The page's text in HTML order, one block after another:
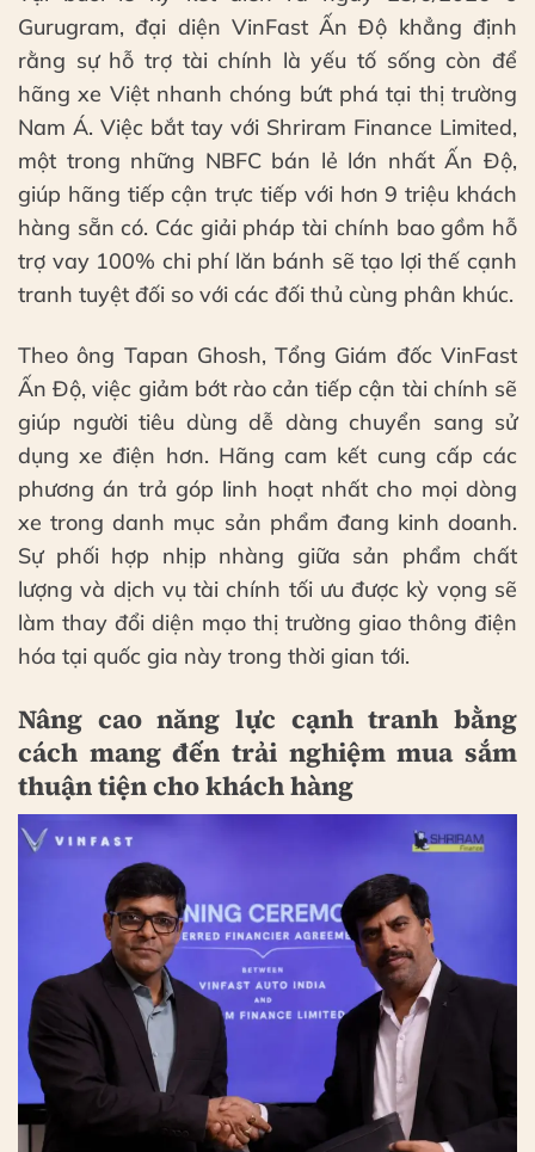
Gurugram, đại diện VinFast Ấn Độ khẳng định
rằng sự hỗ trợ tài chính là yếu tố sống còn để
hãng xe Việt nhanh chóng bứt phá tại thị trường
Nam Á. Việc bắt tay với Shriram Finance Limited,
một trong những NBFC bán lẻ lớn nhất Ấn Độ,
giúp hãng tiếp cận trực tiếp với hơn 9 triệu khách
hàng sẵn có. Các giải pháp tài chính bao gồm hỗ
trợ vay 100% chi phí lăn bánh sẽ tạo lợi thế cạnh
tranh tuyệt đối so với các đối thủ cùng phân khúc.
Theo ông Tapan Ghosh, Tổng Giám đốc VinFast
Ấn Độ, việc giảm bớt rào cản tiếp cận tài chính sẽ
giúp người tiêu dùng dễ dàng chuyển sang sử
dụng xe điện hơn. Hãng cam kết cung cấp các
phương án trả góp linh hoạt nhất cho mọi dòng
xe trong danh mục sản phẩm đang kinh doanh.
Sự phối hợp nhịp nhàng giữa sản phẩm chất
lượng và dịch vụ tài chính tối ưu được kỳ vọng sẽ
làm thay đổi diện mạo thị trường giao thông điện
hóa tại quốc gia này trong thời gian tới.
Nâng cao năng lực cạnh tranh bằng
cách mang đến trải nghiệm mua sắm
thuận tiện cho khách hàng